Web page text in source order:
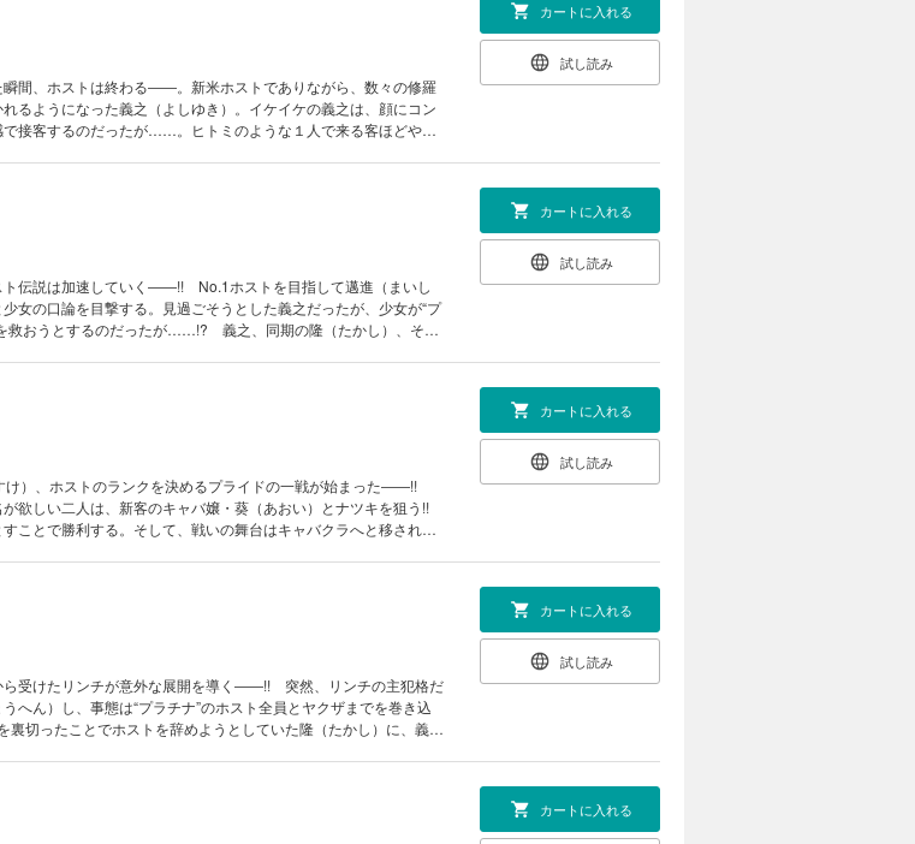
間、ホストは終わる――。新米ホストでありながら、数々の修羅
るようになった義之（よしゆき）。イケイケの義之は、顔にコン
接客するのだったが……。ヒトミのような１人で来る客ほどやっ
カートに入れる
試し読み
ト伝説は加速していく――!! No.1ホストを目指して邁進（まいし
女の口論を目撃する。見過ごそうとした義之だったが、少女が“プ
救おうとするのだったが……!? 義之、同期の隆（たかし）、そし
化!! 第４弾!!
カートに入れる
試し読み
け）、ホストのランクを決めるプライドの一戦が始まった――!!
欲しい二人は、新客のキャバ嬢・葵（あおい）とナツキを狙う!!
ことで勝利する。そして、戦いの舞台はキャバクラへと移され
!!
カートに入れる
試し読み
ら受けたリンチが意外な展開を導く――!! 突然、リンチの主犯格だ
へん）し、事態は“プラチナ”のホスト全員とヤクザまでを巻き込
切ったことでホストを辞めようとしていた隆（たかし）に、義之
カートに入れる
試し読み
カートに入れる